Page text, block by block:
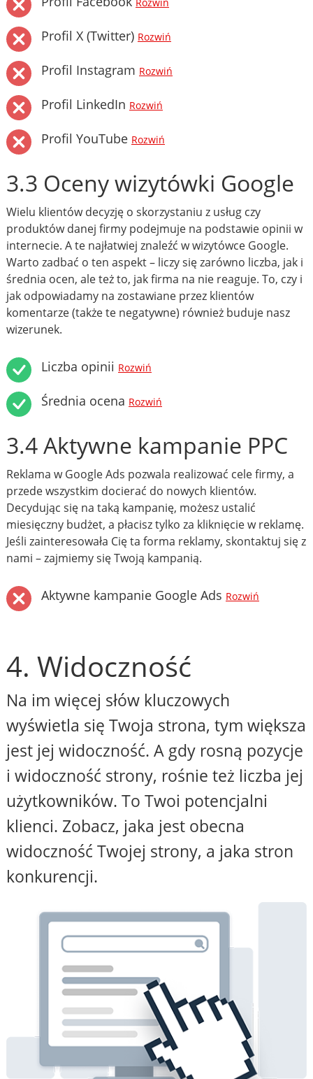
Rozwiń
Profil X (Twitter) Rozwiń
Profil Instagram Rozwiń
Profil LinkedIn Rozwiń
Profil YouTube Rozwiń
3.3 Oceny wizytówki Google
Wielu klientów decyzję o skorzystaniu z usług czy
produktów danej firmy podejmuje na podstawie opinii w
internecie. A te najłatwiej znaleźć w wizytówce Google.
Warto zadbać o ten aspekt – liczy się zarówno liczba, jak i
średnia ocen, ale też to, jak firma na nie reaguje. To, czy i
jak odpowiadamy na zostawiane przez klientów
komentarze (także te negatywne) również buduje nasz
wizerunek.
Liczba opinii Rozwiń
Średnia ocena Rozwiń
3.4 Aktywne kampanie PPC
Reklama w Google Ads pozwala realizować cele firmy, a
przede wszystkim docierać do nowych klientów.
Decydując się na taką kampanię, możesz ustalić
miesięczny budżet, a płacisz tylko za kliknięcie w reklamę.
Jeśli zainteresowała Cię ta forma reklamy, skontaktuj się z
nami – zajmiemy się Twoją kampanią.
Aktywne kampanie Google Ads Rozwiń
4. Widoczność
Na im więcej słów kluczowych
wyświetla się Twoja strona, tym większa
jest jej widoczność. A gdy rosną pozycje
i widoczność strony, rośnie też liczba jej
użytkowników. To Twoi potencjalni
klienci. Zobacz, jaka jest obecna
widoczność Twojej strony, a jaka stron
konkurencji.